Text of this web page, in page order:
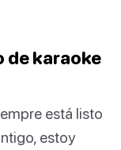
de karaoke
está listo
estoy